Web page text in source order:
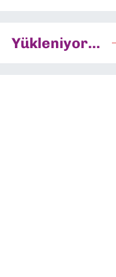
Yükleniyor...